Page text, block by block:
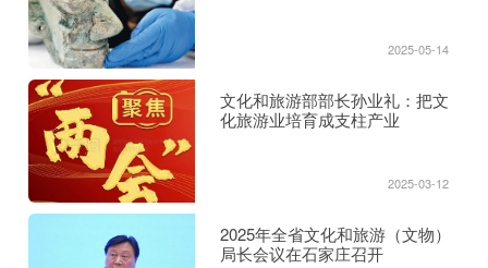
2025-05-14
文化和旅游部部长孙业礼：把文
化旅游业培育成支柱产业
2025-03-12
2025年全省文化和旅游（文物）
局长会议在石家庄召开